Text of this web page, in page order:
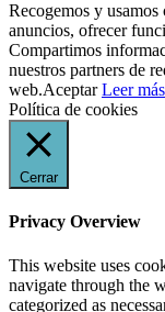
Recogemos y
anuncios, ofrecer
Compartimos
nuestros partners de
web.Aceptar Leer más
Política de cookies
Cerrar
Privacy Overview
This website uses
navigate through the
categorized as